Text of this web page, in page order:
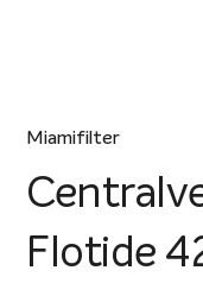
Miamifilter
Flotide